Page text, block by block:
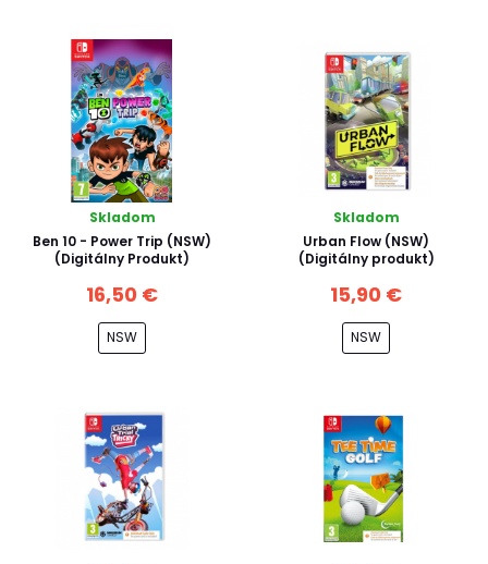
Skladom
Ben 10 - Power Trip (NSW)
(Digitálny Produkt)
16,50 €
NSW
Skladom
Urban Flow (NSW)
(Digitálny produkt)
15,90 €
NSW